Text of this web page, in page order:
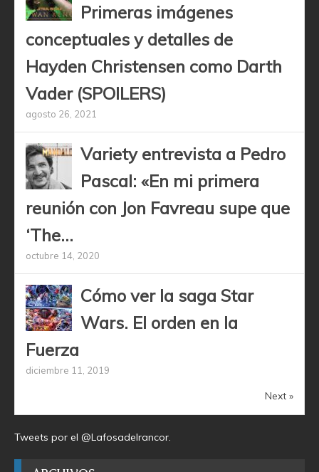
Primeras imágenes
conceptuales y detalles de
Hayden Christensen como Darth
Vader (SPOILERS)
agosto 26, 2021
Variety entrevista a Pedro
Pascal: «En mi primera
reunión con Jon Favreau supe que
‘The...
octubre 14, 2020
Cómo ver la saga Star
Wars. El orden en la
Fuerza
diciembre 11, 2019
Next »
Tweets por el @Lafosadelrancor.